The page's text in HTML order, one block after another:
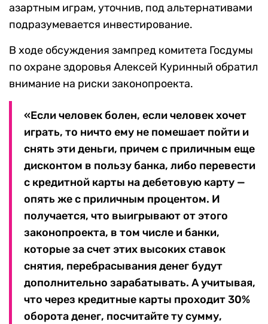
азартным играм, уточнив, под альтернативами
подразумевается инвестирование.
В ходе обсуждения зампред комитета Госдумы
по охране здоровья Алексей Куринный обратил
внимание на риски законопроекта.
«Если человек болен, если человек хочет
играть, то ничто ему не помешает пойти и
снять эти деньги, причем с приличным еще
дисконтом в пользу банка, либо перевести
с кредитной карты на дебетовую карту —
опять же с приличным процентом. И
получается, что выигрывают от этого
законопроекта, в том числе и банки,
которые за счет этих высоких ставок
снятия, перебрасывания денег будут
дополнительно зарабатывать. А учитывая,
что через кредитные карты проходит 30%
оборота денег, посчитайте ту сумму,